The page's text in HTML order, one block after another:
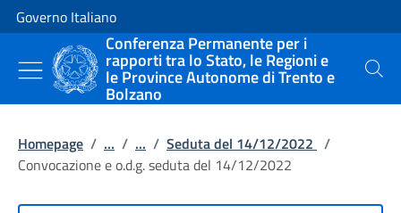
Vai al contenuto
Vai alla navigazione del sito
Governo Italiano
Conferenza Permanente per i
rapporti tra lo Stato, le Regioni e
le Province Autonome di Trento e
Bolzano
Cerca
Homepage / ... / ... / Seduta del 14/12/2022 /
Convocazione e o.d.g. seduta del 14/12/2022